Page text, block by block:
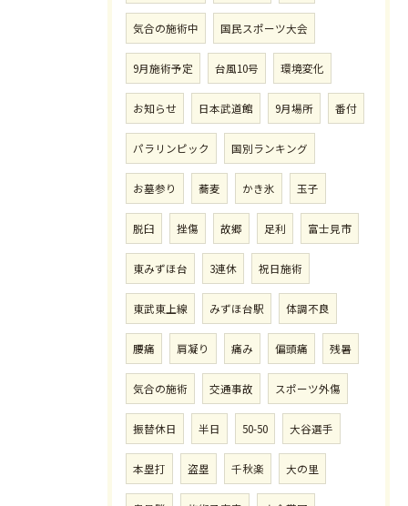
気合の施術中 国民スポーツ大会
9月施術予定 台風10号 環境変化
お知らせ 日本武道館 9月場所 番付
パラリンピック 国別ランキング
お墓参り 蕎麦 かき氷 玉子
脱臼 挫傷 故郷 足利 富士見市
東みずほ台 3連休 祝日施術
東武東上線 みずほ台駅 体調不良
腰痛 肩凝り 痛み 偏頭痛 残暑
気合の施術 交通事故 スポーツ外傷
振替休日 半日 50-50 大谷選手
本塁打 盗塁 千秋楽 大の里